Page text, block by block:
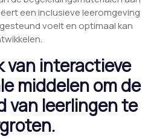
een inclusieve leeromgeving
voelt en optimaal kan
van interactieve
middelen om de
van leerlingen te